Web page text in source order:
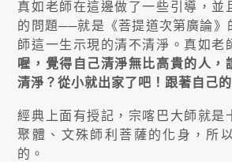
真如老師在這邊做了一些引導，並
的問題──就是《菩提道次第廣論》
師這一生示現的清不清淨。真如老
喔，覺得自己清淨無比高貴的人，
清淨？從小就出家了吧！跟著自己的
經典上面有授記，宗喀巴大師就是
聚體、文殊師利菩薩的化身，所
的。